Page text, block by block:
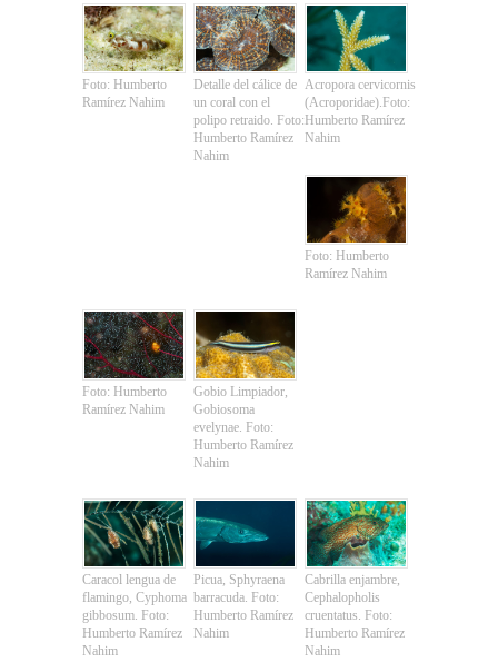
Foto: Humberto
Ramírez Nahim
Detalle del cálice de
un coral con el
polipo retraido. Foto:
Humberto Ramírez
Nahim
Acropora cervicornis
(Acroporidae).Foto:
Humberto Ramírez
Nahim
Foto: Humberto
Ramírez Nahim
Foto: Humberto
Ramírez Nahim
Gobio Limpiador,
Gobiosoma
evelynae. Foto:
Humberto Ramírez
Nahim
Caracol lengua de
flamingo, Cyphoma
gibbosum. Foto:
Humberto Ramírez
Nahim
Picua, Sphyraena
barracuda. Foto:
Humberto Ramírez
Nahim
Cabrilla enjambre,
Cephalopholis
cruentatus. Foto:
Humberto Ramírez
Nahim